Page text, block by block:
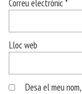
Correu electrònic *
Lloc web
Desa el meu